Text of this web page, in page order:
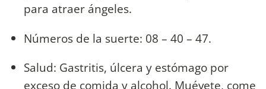
para atraer ángeles.
Números de la suerte: 08 – 40 – 47.
Salud: Gastritis, úlcera y estómago por
exceso de comida y alcohol. Muévete, come